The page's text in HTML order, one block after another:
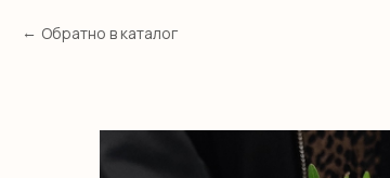
Обратно в каталог